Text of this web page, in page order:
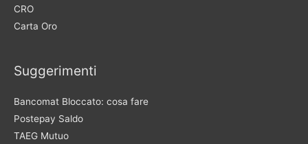
CRO
Carta Oro
Suggerimenti
Bancomat Bloccato: cosa fare
Postepay Saldo
TAEG Mutuo